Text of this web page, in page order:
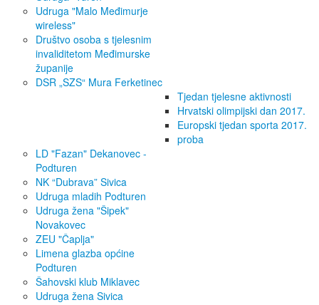
Udruga "Malo Međimurje
wireless"
Društvo osoba s tjelesnim
invaliditetom Međimurske
županije
DSR „SZS“ Mura Ferketinec
Tjedan tjelesne aktivnosti
Hrvatski olimpijski dan 2017.
Europski tjedan sporta 2017.
proba
LD "Fazan" Dekanovec -
Podturen
NK “Dubrava” Sivica
Udruga mladih Podturen
Udruga žena "Šipek"
Novakovec
ZEU "Čaplja"
Limena glazba općine
Podturen
Šahovski klub Miklavec
Udruga žena Sivica